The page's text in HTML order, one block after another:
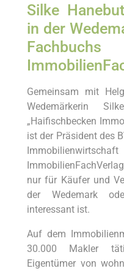
Silke
in der
Gemeinsam mit
Wedemärkerin
„Haifischbecken
ist der Präsident des
nur für Käufer und
der Wedemark
interessant ist.
Auf dem
30.000 Makler
Eigentümer von